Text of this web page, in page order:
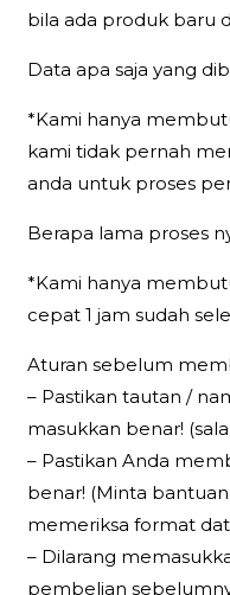
bila ada produk baru
Data apa saja yang
*Kami hanya
kami tidak pernah
anda untuk proses
Berapa lama proses
*Kami hanya
cepat 1 jam sudah
Aturan sebelum
– Pastikan tautan /
masukkan benar!
– Pastikan Anda
benar! (Minta
memeriksa format
– Dilarang
pembelian